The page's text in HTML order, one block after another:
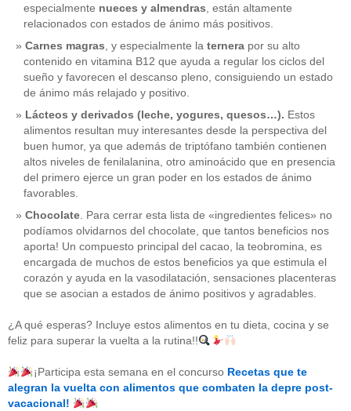
CATEGORÍAS
acido-folico (4)
alergias(3)
alimentos(22)
alimentos-perjudiaciales (17)
antioxidantes (6)
beneficios-salud(53)
calcio
especialmente nueces y almendras, están altamente
relacionados con estados de ánimo más positivos.
Carnes magras, y especialmente la ternera por su alto
contenido en vitamina B12 que ayuda a regular los ciclos del
sueño y favorecen el descanso pleno, consiguiendo un estado
de ánimo más relajado y positivo.
Lácteos y derivados (leche, yogures, quesos…). Estos
alimentos resultan muy interesantes desde la perspectiva del
buen humor, ya que además de triptófano también contienen
altos niveles de fenilalanina, otro aminoácido que en presencia
del primero ejerce un gran poder en los estados de ánimo
favorables.
Chocolate. Para cerrar esta lista de «ingredientes felices» no
podíamos olvidarnos del chocolate, que tantos beneficios nos
aporta! Un compuesto principal del cacao, la teobromina, es
encargada de muchos de estos beneficios ya que estimula el
corazón y ayuda en la vasodilatación, sensaciones placenteras
que se asocian a estados de ánimo positivos y agradables.
¿A qué esperas? Incluye estos alimentos en tu dieta, cocina y se
feliz para superar la vuelta a la rutina!!
¡Participa esta semana en el concurso Recetas que te
alegran la vuelta con alimentos que combaten la depre post-
vacacional!